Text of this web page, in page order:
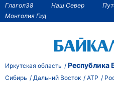
Глагол38 Наш Север
Монголия Гид
Иркутская область Республика
Сибирь
Дальний Восток АТР